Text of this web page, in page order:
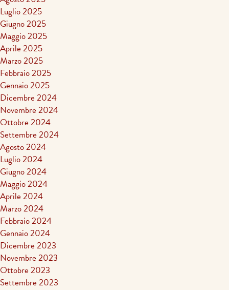
Luglio 2025
Giugno 2025
Maggio 2025
Aprile 2025
Marzo 2025
Febbraio 2025
Gennaio 2025
Dicembre 2024
Novembre 2024
Ottobre 2024
Settembre 2024
Agosto 2024
Luglio 2024
Giugno 2024
Maggio 2024
Aprile 2024
Marzo 2024
Febbraio 2024
Gennaio 2024
Dicembre 2023
Novembre 2023
Ottobre 2023
Settembre 2023